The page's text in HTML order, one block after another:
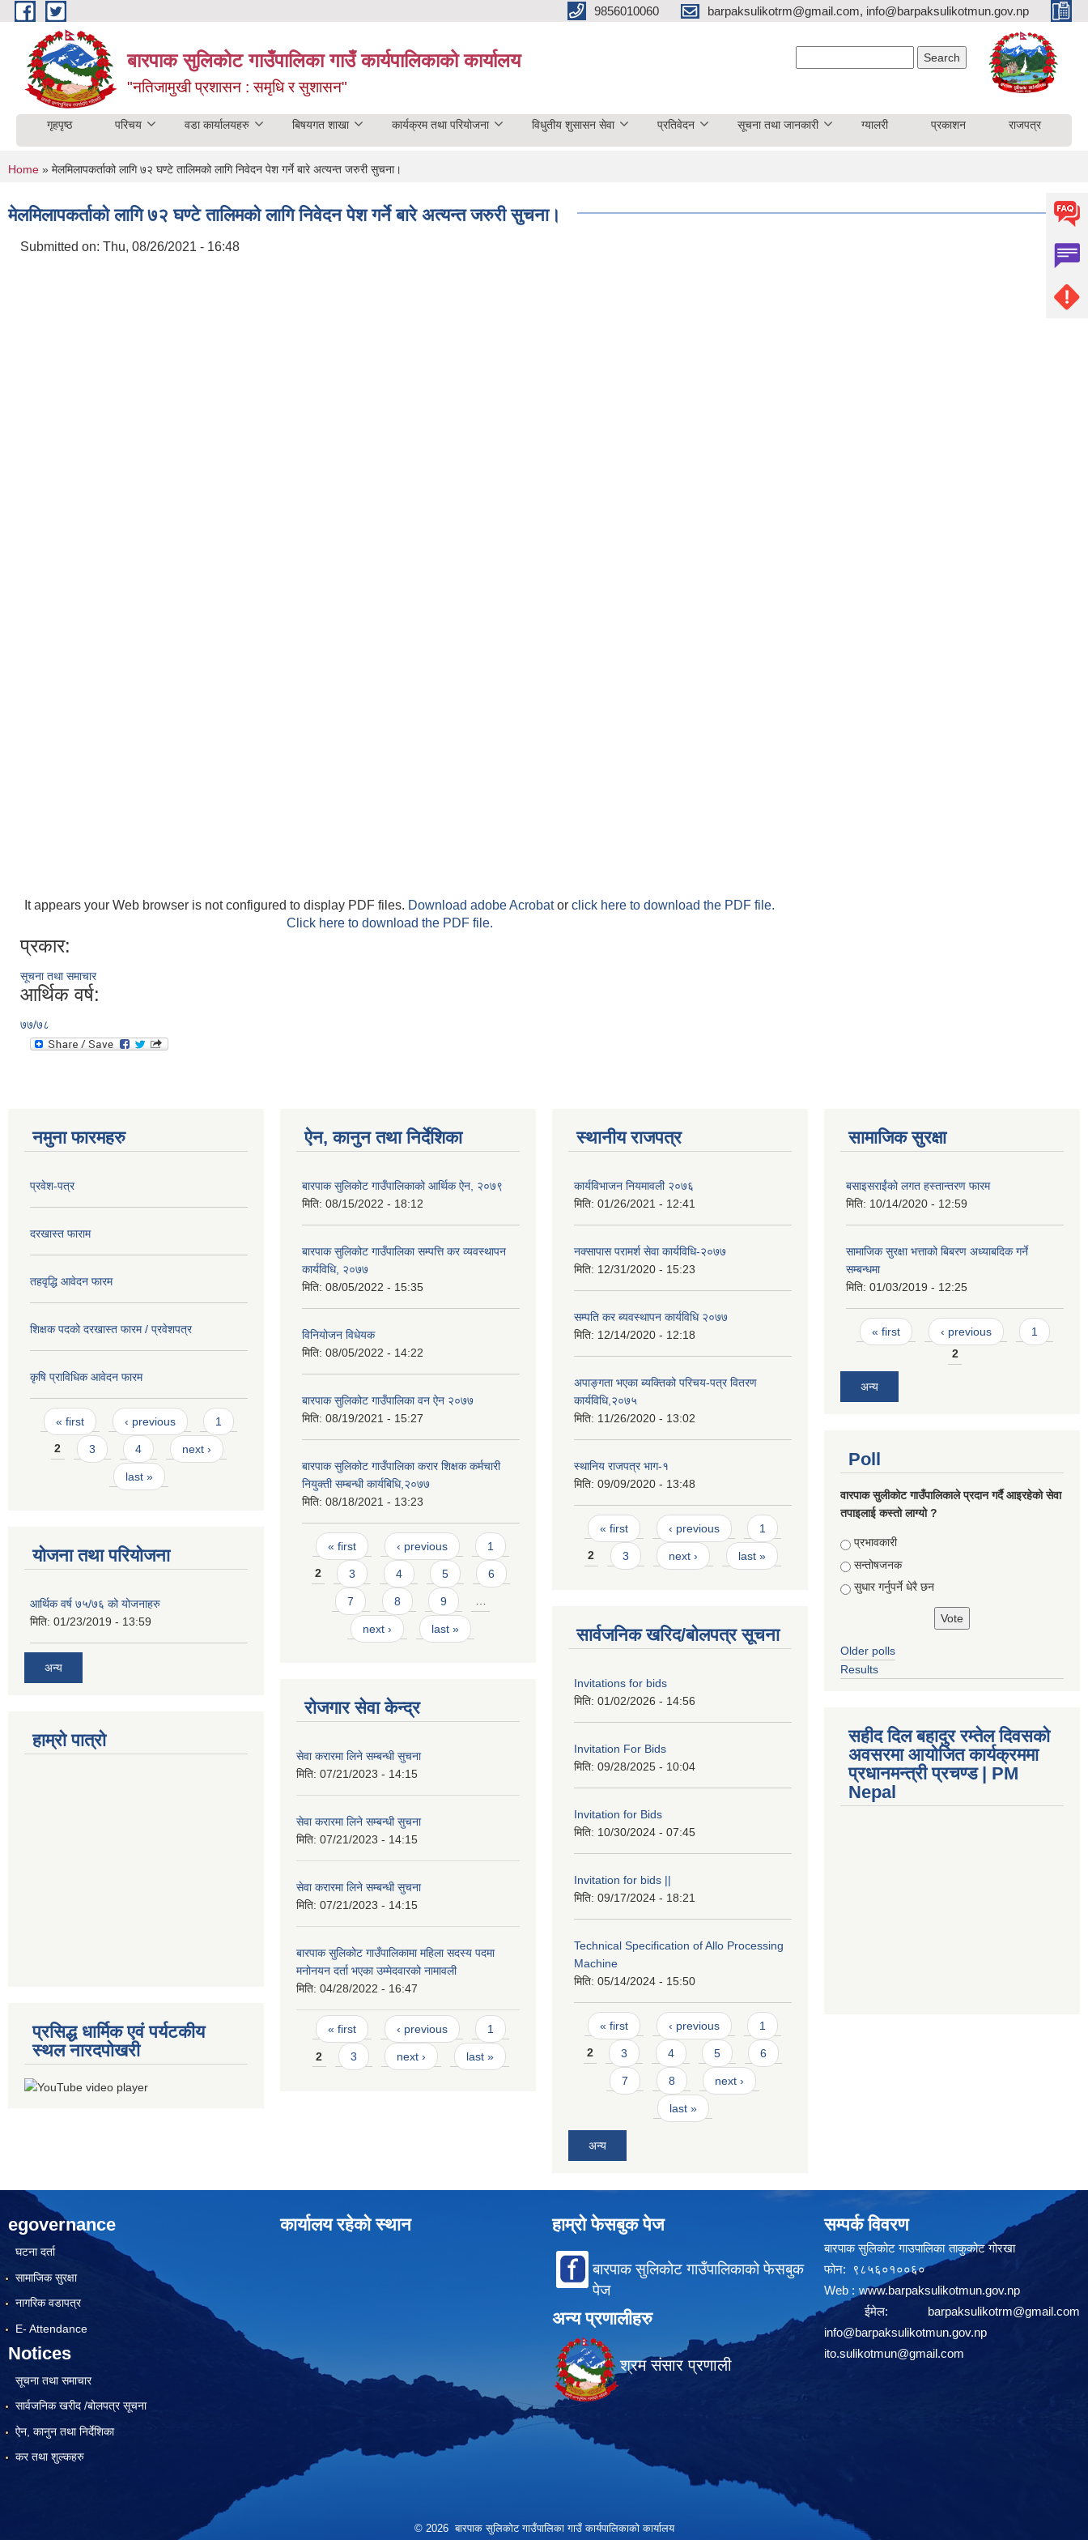
Skip to main content 9856010060 barpaksulikotrm@gmail.com, info@barpaksulikotmun.gov.np
बारपाक सुलिकोट गाउँपालिका गाउँ कार्यपालिकाको कार्यालय
"नतिजामुखी प्रशासन : समृधि र सुशासन"
गृहपृष्ठ परिचय वडा कार्यालयहरु बिषयगत शाखा कार्यक्रम तथा परियोजना विधुतीय शुसासन सेवा प्रतिवेदन सूचना तथा जानकारी ग्यालरी प्रकाशन राजपत्र
You are here
Home » मेलमिलापकर्ताको लागि ७२ घण्टे तालिमको लागि निवेदन पेश गर्ने बारे अत्यन्त जरुरी सुचना।
मेलमिलापकर्ताको लागि ७२ घण्टे तालिमको लागि निवेदन पेश गर्ने बारे अत्यन्त जरुरी सुचना।
Submitted on: Thu, 08/26/2021 - 16:48
It appears your Web browser is not configured to display PDF files. Download adobe Acrobator click here to download the PDF file.
Click here to download the PDF file.
प्रकार:
सूचना तथा समाचार
आर्थिक वर्ष:
७७/७८
नमुना फारमहरु
प्रवेश-पत्र
दरखास्त फाराम
तहवृद्धि आवेदन फारम
शिक्षक पदको दरखास्त फारम / प्रवेशपत्र
कृषि प्राविधिक आवेदन फारम
Pages
« first ‹ previous 1
2 3 4 next ›
last »
योजना तथा परियोजना
आर्थिक वर्ष ७५/७६ को योजनाहरु
मिति: 01/23/2019 - 13:59
अन्य
हाम्रो पात्रो
प्रसिद्ध धार्मिक एवं पर्यटकीय
स्थल नारदपोखरी
ऐन, कानुन तथा निर्देशिका
बारपाक सुलिकोट गाउँपालिकाको आर्थिक ऐन, २०७९
मिति: 08/15/2022 - 18:12
बारपाक सुलिकोट गाउँपालिका सम्पत्ति कर व्यवस्थापन
कार्यविधि, २०७७
मिति: 08/05/2022 - 15:35
विनियोजन विधेयक
मिति: 08/05/2022 - 14:22
बारपाक सुलिकोट गाउँपालिका वन ऐन २०७७
मिति: 08/19/2021 - 15:27
बारपाक सुलिकोट गाउँपालिका करार शिक्षक कर्मचारी
नियुक्ती सम्बन्धी कार्यबिधि,२०७७
मिति: 08/18/2021 - 13:23
Pages
« first ‹ previous 1
2 3 4 5 6
7 8 9 …
next › last »
रोजगार सेवा केन्द्र
सेवा करारमा लिने सम्बन्धी सुचना
मिति: 07/21/2023 - 14:15
सेवा करारमा लिने सम्बन्धी सुचना
मिति: 07/21/2023 - 14:15
सेवा करारमा लिने सम्बन्धी सुचना
मिति: 07/21/2023 - 14:15
बारपाक सुलिकोट गाउँपालिकामा महिला सदस्य पदमा
मनोनयन दर्ता भएका उम्मेदवारको नामावली
मिति: 04/28/2022 - 16:47
Pages
« first ‹ previous 1
2 3 next › last »
स्थानीय राजपत्र
कार्यविभाजन नियमावली २०७६
मिति: 01/26/2021 - 12:41
नक्सापास परामर्श सेवा कार्यविधि-२०७७
मिति: 12/31/2020 - 15:23
सम्पति कर ब्यवस्थापन कार्यविधि २०७७
मिति: 12/14/2020 - 12:18
अपाङ्गता भएका ब्यक्तिको परिचय-पत्र वितरण
कार्यविधि,२०७५
मिति: 11/26/2020 - 13:02
स्थानिय राजपत्र भाग-१
मिति: 09/09/2020 - 13:48
Pages
« first ‹ previous 1
2 3 next › last »
सार्वजनिक खरिद/बोलपत्र सूचना
Invitations for bids
मिति: 01/02/2026 - 14:56
Invitation For Bids
मिति: 09/28/2025 - 10:04
Invitation for Bids
मिति: 10/30/2024 - 07:45
Invitation for bids ||
मिति: 09/17/2024 - 18:21
Technical Specification of Allo Processing
Machine
मिति: 05/14/2024 - 15:50
Pages
« first ‹ previous 1
2 3 4 5 6
7 8 next ›
last »
अन्य
सामाजिक सुरक्षा
बसाइसराईंको लगत हस्तान्तरण फारम
मिति: 10/14/2020 - 12:59
सामाजिक सुरक्षा भत्ताको बिबरण अध्याबदिक गर्ने
सम्बन्धमा
मिति: 01/03/2019 - 12:25
Pages
« first ‹ previous
1
2
अन्य
Poll
वारपाक सुलीकोट गाउँपालिकाले प्रदान गर्दै आइरहेको सेवा
तपाइलाई कस्तो लाग्यो ?
Choices
प्रभावकारी
सन्तोषजनक
सुधार गर्नुपर्ने धेरै छन
Older polls
Results
सहीद दिल बहादुर रम्तेल दिवसको
अवसरमा आयोजित कार्यक्रममा
प्रधानमन्त्री प्रचण्ड | PM
Nepal
egovernance
घटना दर्ता
सामाजिक सुरक्षा
नागरिक वडापत्र
E- Attendance
Notices
सूचना तथा समाचार
सार्वजनिक खरीद /बोलपत्र सूचना
ऐन, कानुन तथा निर्देशिका
कर तथा शुल्कहरु
कार्यालय रहेको स्थान हाम्रो फेसबुक पेज
बारपाक सुलिकोट गाउँपालिकाको फेसबुक
पेज
अन्य प्रणालीहरु
श्रम संसार प्रणाली
सम्पर्क विवरण
बारपाक सुलिकोट गाउपालिका ताकुकोट गोरखा
फोन: ९८५६०१००६०
Web : www.barpaksulikotmun.gov.np
ईमेल: barpaksulikotrm@gmail.com
info@barpaksulikotmun.gov.np
ito.sulikotmun@gmail.com
© 2026 बारपाक सुलिकोट गाउँपालिका गाउँ कार्यपालिकाको कार्यालय